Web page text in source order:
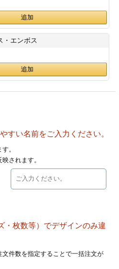
・エンボス
すい名前をご入力ください。
。
されます。
枚数等）でデザインのみ違
件数を指定することで一括注文が